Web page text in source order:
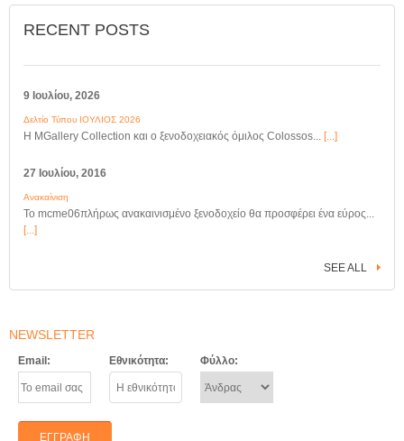
RECENT POSTS
9 Ιουλίου, 2026
Δελτίο Τύπου ΙΟΥΛΙΟΣ 2026
Η MGallery Collection και ο ξενοδοχειακός όμιλος Colossos... [...]
27 Ιουλίου, 2016
Ανακαίνιση
Το mcme06πλήρως ανακαινισμένο ξενοδοχείο θα προσφέρει ένα εύρος...
[...]
SEE ALL
NEWSLETTER
Email: Εθνικότητα: Φύλλο: